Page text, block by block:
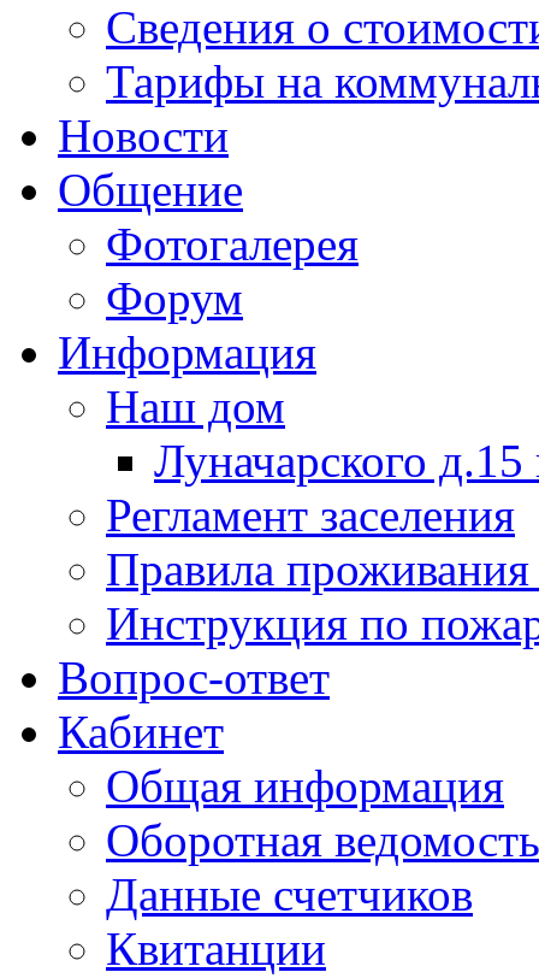
Сведения о
Тарифы на
Новости
Общение
Фотогалерея
Форум
Информация
Наш дом
Луначарского д.15
Регламент заселения
Правила
Инструкция по
Вопрос-ответ
Кабинет
Общая информация
Оборотная ведомость
Данные счетчиков
Квитанции